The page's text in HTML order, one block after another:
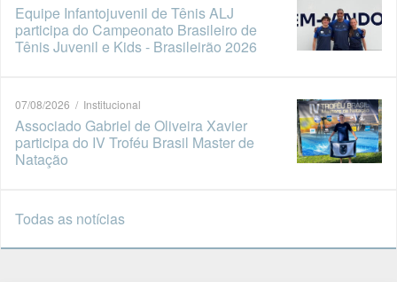
Equipe Infantojuvenil de Tênis ALJ
participa do Campeonato Brasileiro de
Tênis Juvenil e Kids - Brasileirão 2026
07/08/2026 / Institucional
Associado Gabriel de Oliveira Xavier
participa do IV Troféu Brasil Master de
Natação
Todas as notícias